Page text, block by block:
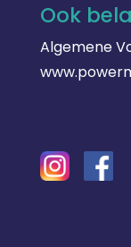
Ook
Algemene